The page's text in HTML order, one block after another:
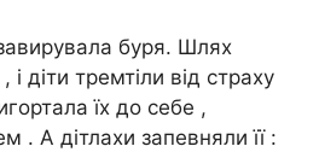
завирувала буpя. Шлях
діти тремтіли від страху
їх до себе ,
. А дітлахи запевняли її :